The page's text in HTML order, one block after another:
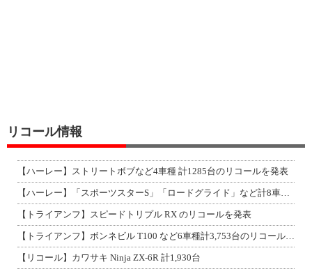
リコール情報
【ハーレー】ストリートボブなど4車種 計1285台のリコールを発表
【ハーレー】「スポーツスターS」「ロードグライド」など計8車種のリコールを発表
【トライアンフ】スピードトリプル RX のリコールを発表
【トライアンフ】ボンネビル T100 など6車種計3,753台のリコールを発表
【リコール】カワサキ Ninja ZX-6R 計1,930台